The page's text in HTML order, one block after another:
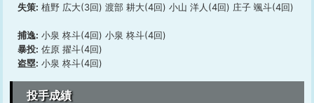
失策: 植野 広大(3回) 渡部 耕大(4回) 小山 洋人(4回) 庄子 颯斗(4回)
捕逸: 小泉 柊斗(4回) 小泉 柊斗(4回)
暴投: 佐原 擢斗(4回)
盗塁: 小泉 柊斗(4回)
投手成績